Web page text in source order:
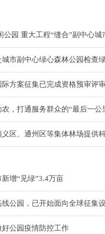
园 重大工程“缝合”副中心城
市副中心绿心森林公园检查
方案征集已完成资格预审评
，打通服务群众的“最后一公
区、通州区等集体林场提供
增“见绿”3.4万亩
公园，已开始面向全球征集
公园疫情防控工作